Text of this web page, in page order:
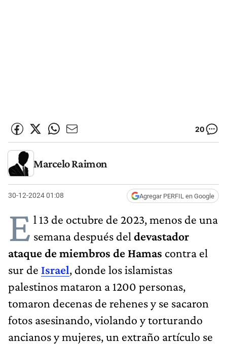
20
Marcelo Raimon
30-12-2024 01:08 Agregar PERFIL en Google
E l 13 de octubre de 2023, menos de una
semana después del devastador
ataque de miembros de Hamas contra el
sur de Israel, donde los islamistas
palestinos mataron a 1200 personas,
tomaron decenas de rehenes y se sacaron
fotos asesinando, violando y torturando
ancianos y mujeres, un extraño artículo se